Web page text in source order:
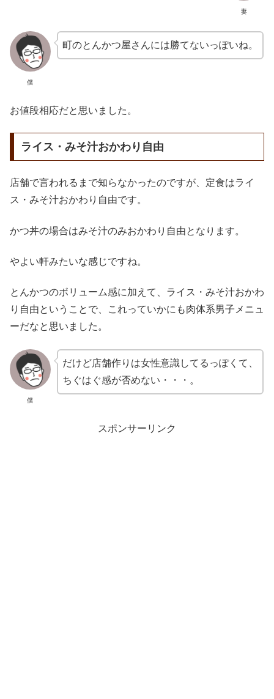
妻
僕
町のとんかつ屋さんには勝てないっぽいね。
お値段相応だと思いました。
ライス・みそ汁おかわり自由
店舗で言われるまで知らなかったのですが、定食はライ
ス・みそ汁おかわり自由です。
かつ丼の場合はみそ汁のみおかわり自由となります。
やよい軒みたいな感じですね。
とんかつのボリューム感に加えて、ライス・みそ汁おかわ
り自由ということで、これっていかにも肉体系男子メニュ
ーだなと思いました。
僕
だけど店舗作りは女性意識してるっぽくて、
ちぐはぐ感が否めない・・・。
スポンサーリンク